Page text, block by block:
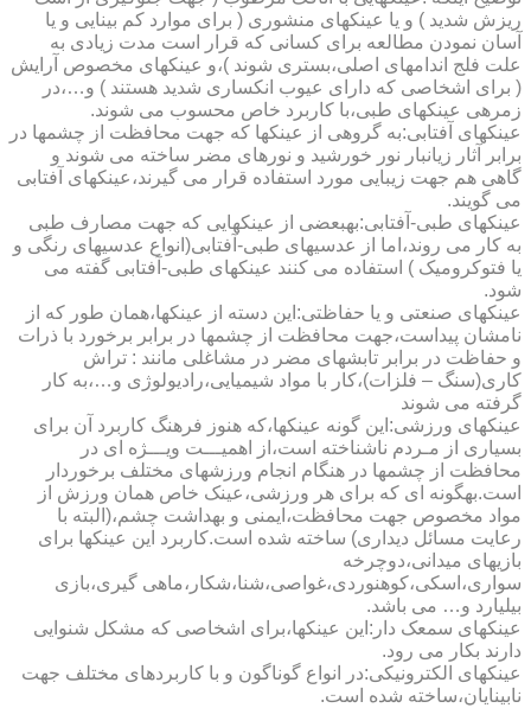
ریزش شدید ) و یا عینکهای منشوری ( برای موارد کم بینایی و یا
آسان نمودن مطالعه برای کسانی که قرار است مدت زیادی به
علت فلج اندامهای اصلی،بستری شوند )،و عینکهای مخصوص آرایش
( برای اشخاصی که دارای عیوب انکساری شدید هستند ) و…،در
زمره­ی عینکهای طبی،با کاربرد خاص محسوب می شوند.
عینکهای آفتابی:به گروهی از عینکها که جهت محافظت از چشمها در
برابر آثار زیانبار نور خورشید و نورهای مضر ساخته می شوند و
گاهی هم جهت زیبایی مورد استفاده قرار می گیرند،عینکهای آفتابی
می گویند.
عینکهای طبی-آفتابی:به­بعضی از عینکهایی که جهت مصارف طبی
به کار می روند،اما از عدسیهای طبی-آفتابی(انواع عدسیهای رنگی و
یا فتوکرومیک ) استفاده می کنند عینکهای طبی-آفتابی گفته می
شود.
عینکهای صنعتی و یا حفاظتی:این دسته از عینکها،همان طور که از
نامشان پیداست،جهت محافظت از چشمها در برابر برخورد با ذرات
و حفاظت در برابر تابشهای مضر در مشاغلی مانند : تراش
کاری(سنگ – فلزات)،کار با مواد شیمیایی،رادیولوژی و…،به کار
گرفته می شوند
عینکهای ورزشی:این گونه عینکها،که هنوز فرهنگ کاربرد آن برای
بسیاری از مـردم ناشناخته است،از اهمیـــت ویـــژه ای در
محافظت از چشمها در هنگام انجام ورزشهای مختلف برخوردار
است.به­گونه ای که برای هر ورزشی،عینک خاص همان ورزش از
مواد مخصوص جهت محافظت،ایمنی و بهداشت چشم،(البته با
رعایت مسائل دیداری) ساخته شده است.کاربرد این عینکها برای
بازیهای میدانی،دوچرخه
سواری،اسکی،کوهنوردی،غواصی،شنا،شکار،ماهی گیری،بازی
بیلیارد و… می باشد.
عینکهای سمعک دار:این عینکها،برای اشخاصی که مشکل شنوایی
دارند بکار می رود.
عینکهای الکترونیکی:در انواع گوناگون و با کاربردهای مختلف جهت
نابینایان،ساخته شده است.